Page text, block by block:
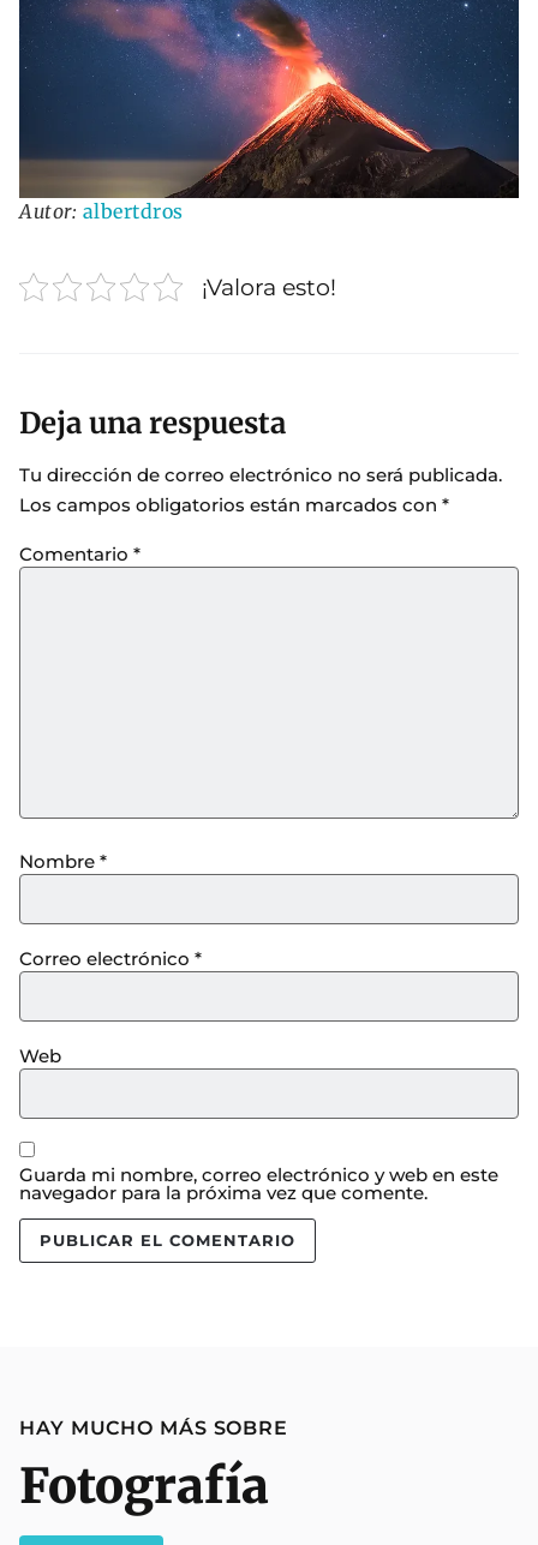
Autor: albertdros
¡Valora esto!
Deja una respuesta
Tu dirección de correo electrónico no será publicada.
Los campos obligatorios están marcados con *
Comentario *
Nombre *
Correo electrónico *
Web
Guarda mi nombre, correo electrónico y web en este
navegador para la próxima vez que comente.
HAY MUCHO MÁS SOBRE
Fotografía